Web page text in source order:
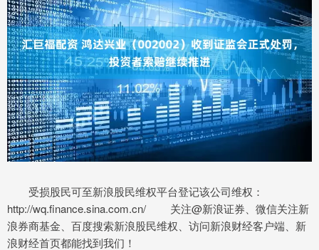
受损股民可至新浪股民维权平台登记该公司维权：
http://wq.finance.sina.com.cn/ 关注@新浪证券、微信关注新
浪券商基金、百度搜索新浪股民维权、访问新浪财经客户端、新
浪财经首页都能找到我们！